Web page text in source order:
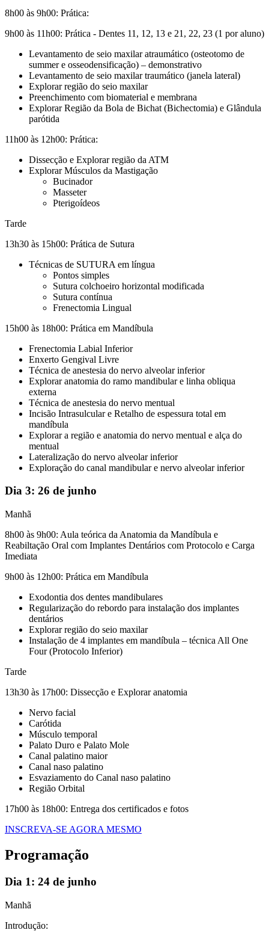
8h00 às 9h00: Prática:
9h00 às 11h00: Prática - Dentes 11, 12, 13 e 21, 22, 23 (1 por aluno)
Levantamento de seio maxilar atraumático (osteotomo de
summer e osseodensificação) – demonstrativo
Levantamento de seio maxilar traumático (janela lateral)
Explorar região do seio maxilar
Preenchimento com biomaterial e membrana
Explorar Região da Bola de Bichat (Bichectomia) e Glândula
parótida
11h00 às 12h00: Prática:
Dissecção e Explorar região da ATM
Explorar Músculos da Mastigação
Bucinador
Masseter
Pterigoídeos
Tarde
13h30 às 15h00: Prática de Sutura
Técnicas de SUTURA em língua
Pontos simples
Sutura colchoeiro horizontal modificada
Sutura contínua
Frenectomia Lingual
15h00 às 18h00: Prática em Mandíbula
Frenectomia Labial Inferior
Enxerto Gengival Livre
Técnica de anestesia do nervo alveolar inferior
Explorar anatomia do ramo mandibular e linha obliqua
externa
Técnica de anestesia do nervo mentual
Incisão Intrasulcular e Retalho de espessura total em
mandíbula
Explorar a região e anatomia do nervo mentual e alça do
mentual
Lateralização do nervo alveolar inferior
Exploração do canal mandibular e nervo alveolar inferior
Dia 3: 26 de junho
Manhã
8h00 às 9h00: Aula teórica da Anatomia da Mandíbula e
Reabiltação Oral com Implantes Dentários com Protocolo e Carga
Imediata
9h00 às 12h00: Prática em Mandíbula
Exodontia dos dentes mandibulares
Regularização do rebordo para instalação dos implantes
dentários
Explorar região do seio maxilar
Instalação de 4 implantes em mandíbula – técnica All One
Four (Protocolo Inferior)
Tarde
13h30 às 17h00: Dissecção e Explorar anatomia
Nervo facial
Carótida
Músculo temporal
Palato Duro e Palato Mole
Canal palatino maior
Canal naso palatino
Esvaziamento do Canal naso palatino
Região Orbital
17h00 às 18h00: Entrega dos certificados e fotos
INSCREVA-SE AGORA MESMO
Programação
Dia 1: 24 de junho
Manhã
Introdução: